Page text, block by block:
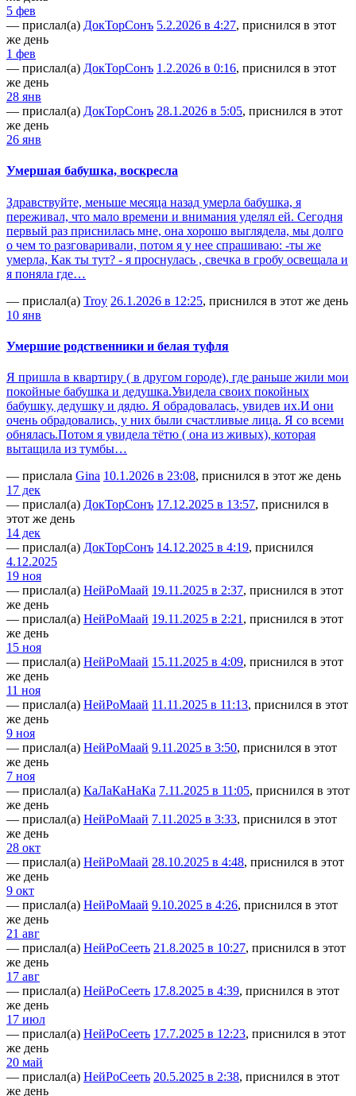
5 фев
— прислал(а) ДокТорСонъ 5.2.2026 в 4:27, приснился в этот
же день
1 фев
— прислал(а) ДокТорСонъ 1.2.2026 в 0:16, приснился в этот
же день
28 янв
— прислал(а) ДокТорСонъ 28.1.2026 в 5:05, приснился в этот
же день
26 янв
Умершая бабушка, воскресла
Здравствуйте, меньше месяца назад умерла бабушка, я
переживал, что мало времени и внимания уделял ей. Сегодня
первый раз приснилась мне, она хорошо выглядела, мы долго
о чем то разговаривали, потом я у нее спрашиваю: -ты же
умерла, Как ты тут? - я проснулась , свечка в гробу освещала и
я поняла где…
— прислал(а) Troy 26.1.2026 в 12:25, приснился в этот же день
10 янв
Умершие родственники и белая туфля
Я пришла в квартиру ( в другом городе), где раньше жили мои
покойные бабушка и дедушка.Увидела своих покойных
бабушку, дедушку и дядю. Я обрадовалась, увидев их.И они
очень обрадовались, у них были счастливые лица. Я со всеми
обнялась.Потом я увидела тётю ( она из живых), которая
вытащила из тумбы…
— прислала Gina 10.1.2026 в 23:08, приснился в этот же день
17 дек
— прислал(а) ДокТорСонъ 17.12.2025 в 13:57, приснился в
этот же день
14 дек
— прислал(а) ДокТорСонъ 14.12.2025 в 4:19, приснился
4.12.2025
19 ноя
— прислал(а) НейРоМаай 19.11.2025 в 2:37, приснился в этот
же день
— прислал(а) НейРоМаай 19.11.2025 в 2:21 , приснился в этот
же день
15 ноя
— прислал(а) НейРоМаай 15.11.2025 в 4:09, приснился в этот
же день
11 ноя
— прислал(а) НейРоМаай 11.11.2025 в 11:13, приснился в этот
же день
9 ноя
— прислал(а) НейРоМаай 9.11.2025 в 3:50, приснился в этот
же день
7 ноя
— прислал(а) КаЛаКаНаКа 7.11.2025 в 11:05, приснился в этот
же день
— прислал(а) НейРоМаай 7.11.2025 в 3:33, приснился в этот
же день
28 окт
— прислал(а) НейРоМаай 28.10.2025 в 4:48, приснился в этот
же день
9 окт
— прислал(а) НейРоМаай 9.10.2025 в 4:26, приснился в этот
же день
21 авг
— прислал(а) НейРоСееть 21.8.2025 в 10:27, приснился в этот
же день
17 авг
— прислал(а) НейРоСееть 17.8.2025 в 4:39, приснился в этот
же день
17 июл
— прислал(а) НейРоСееть 17.7.2025 в 12:23, приснился в этот
же день
20 май
— прислал(а) НейРоСееть 20.5.2025 в 2:38, приснился в этот
же день